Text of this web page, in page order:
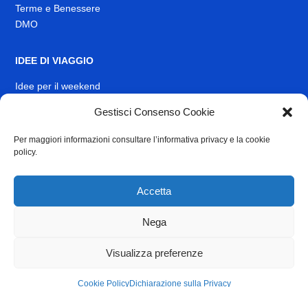
Gestisci Consenso Cookie
Per maggiori informazioni consultare l’informativa privacy e la cookie
policy.
Accetta
Nega
Visualizza preferenze
Cookie PolicyDichiarazione sulla Privacy
Terme e Benessere
DMO
IDEE DI VIAGGIO
Idee per il weekend
INFO
News
Link Utili